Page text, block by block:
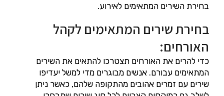
בחירת השירים המתאימים לאירוע.
בחירת שירים המתאימים לקהל
האורחים:
כדי להרים את האורחים תצטרכו להתאים את השירים
המתאימים עבורם. אנשים מבוגרים מדי למשל יעדיפו
שירים עם זמרים אהובים מהתקופה שלהם, כאשר ניתן